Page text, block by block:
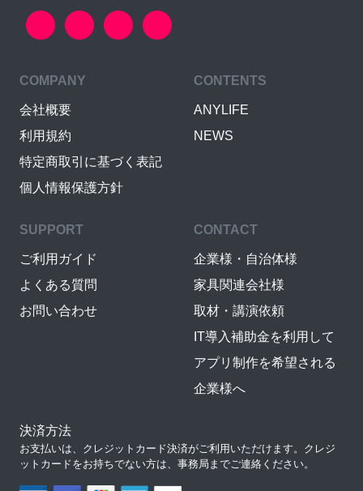
COMPANY
会社概要
利用規約
特定商取引に基づく表記
個人情報保護方針
CONTENTS
ANYLIFE
NEWS
SUPPORT
ご利用ガイド
よくある質問
お問い合わせ
CONTACT
企業様・自治体様
家具関連会社様
取材・講演依頼
IT導入補助金を利用して
アプリ制作を希望される
企業様へ
決済方法
お支払いは、クレジットカード決済がご利用いただけます。クレジ
ットカードをお持ちでない方は、事務局までご連絡ください。